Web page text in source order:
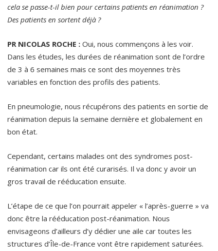
cela se passe-t-il bien pour certains patients en réanimation ?
Des patients en sortent déjà ?
PR NICOLAS ROCHE : Oui, nous commençons à les voir.
Dans les études, les durées de réanimation sont de l’ordre
de 3 à 6 semaines mais ce sont des moyennes très
variables en fonction des profils des patients.
En pneumologie, nous récupérons des patients en sortie de
réanimation depuis la semaine dernière et globalement en
bon état.
Cependant, certains malades ont des syndromes post-
réanimation car ils ont été curarisés. Il va donc y avoir un
gros travail de rééducation ensuite.
L’étape de ce que l’on pourrait appeler « l’après-guerre » va
donc être la rééducation post-réanimation. Nous
envisageons d’ailleurs d’y dédier une aile car toutes les
structures d’Île-de-France vont être rapidement saturées.